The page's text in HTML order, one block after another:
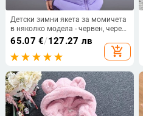
Детски зимни якета за момичета
в няколко модела - червен, черен,
лилав
65.07 €/127.27 лв
add_shopping_cart